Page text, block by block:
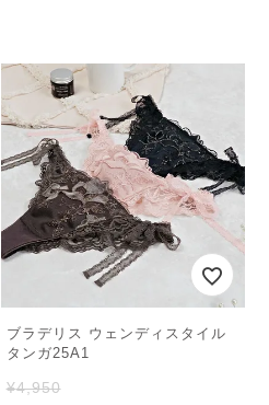
ブラデリス ウェンディスタイル
タンガ25A1
¥4,950